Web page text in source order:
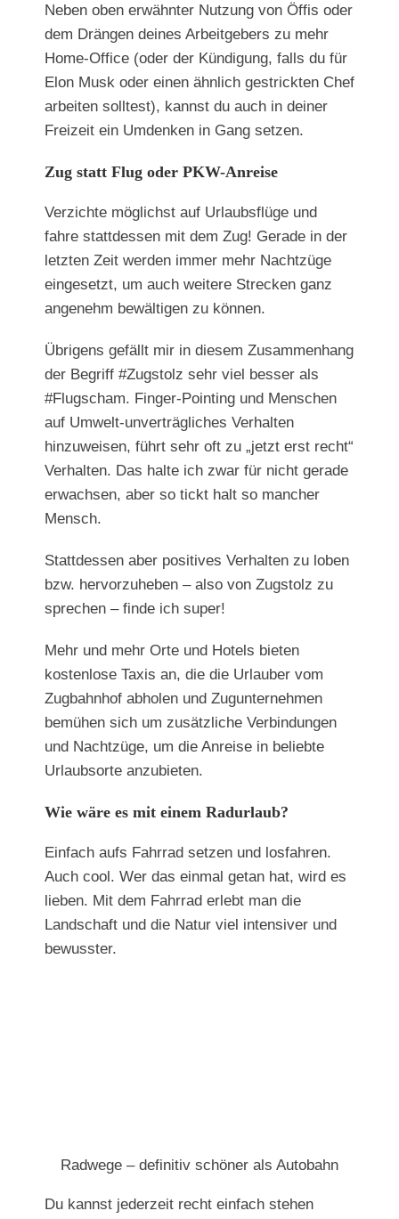
Neben oben erwähnter Nutzung von Öffis oder
dem Drängen deines Arbeitgebers zu mehr
Home-Office (oder der Kündigung, falls du für
Elon Musk oder einen ähnlich gestrickten Chef
arbeiten solltest), kannst du auch in deiner
Freizeit ein Umdenken in Gang setzen.
Zug statt Flug oder PKW-Anreise
Verzichte möglichst auf Urlaubsflüge und
fahre stattdessen mit dem Zug! Gerade in der
letzten Zeit werden immer mehr Nachtzüge
eingesetzt, um auch weitere Strecken ganz
angenehm bewältigen zu können.
Übrigens gefällt mir in diesem Zusammenhang
der Begriff #Zugstolz sehr viel besser als
#Flugscham. Finger-Pointing und Menschen
auf Umwelt-unverträgliches Verhalten
hinzuweisen, führt sehr oft zu „jetzt erst recht“
Verhalten. Das halte ich zwar für nicht gerade
erwachsen, aber so tickt halt so mancher
Mensch.
Stattdessen aber positives Verhalten zu loben
bzw. hervorzuheben – also von Zugstolz zu
sprechen – finde ich super!
Mehr und mehr Orte und Hotels bieten
kostenlose Taxis an, die die Urlauber vom
Zugbahnhof abholen und Zugunternehmen
bemühen sich um zusätzliche Verbindungen
und Nachtzüge, um die Anreise in beliebte
Urlaubsorte anzubieten.
Wie wäre es mit einem Radurlaub?
Einfach aufs Fahrrad setzen und losfahren.
Auch cool. Wer das einmal getan hat, wird es
lieben. Mit dem Fahrrad erlebt man die
Landschaft und die Natur viel intensiver und
bewusster.
Radwege – definitiv schöner als Autobahn
Du kannst jederzeit recht einfach stehen